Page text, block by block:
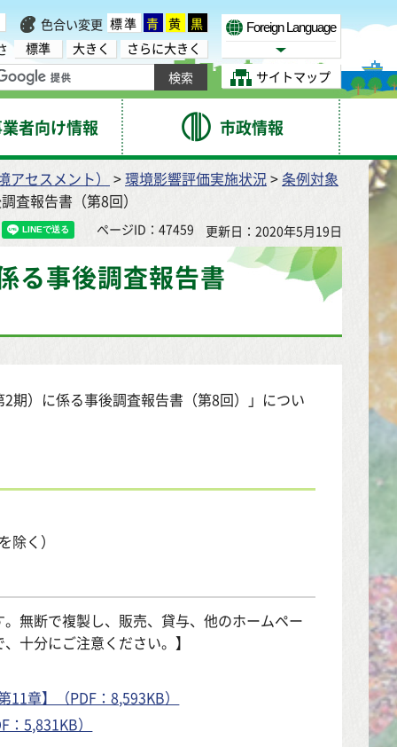
色合い変更 標準 青 黄 黒
標準 大きく
さらに大きく
Foreign Language
Select Language
サイトマップ
者向け情報 市政情報
セスメント） >環境影響評価実施状況> 条例対象
査報告書（第8回）
ページID：47459 更新日：2020年5月19日
る事後調査報告書
期）に係る事後調査報告書（第8回）」につい
く）
無断で複製し、販売、貸与、他のホームペー
十分にご注意ください。】
章】（PDF：8,593KB）
5,831KB）